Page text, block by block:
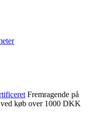
Fremragende på
køb over 1000 DKK